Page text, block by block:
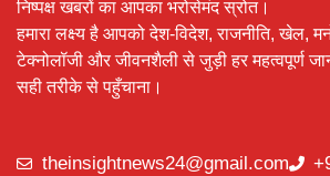
निष्पक्ष खबरों का आपका भरोसेमंद स्रोत।
हमारा लक्ष्य है आपको देश-विदेश, राजनीति, खेल,
टेक्नोलॉजी और जीवनशैली से जुड़ी हर महत्वपूर्ण
सही तरीके से पहुँचाना।
theinsightnews24@gmail.com